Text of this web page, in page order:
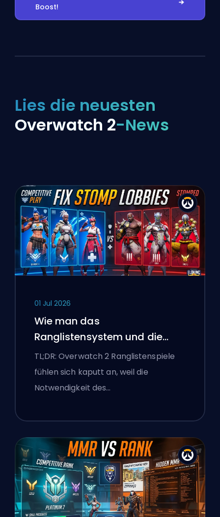
Boost!
Lies die neuesten
Overwatch 2-News
01 Jul 2026
Wie man das
Ranglistensystem und die
überlegenen Lobbys von
Overwatch 2 repariert
TL;DR: Overwatch 2 Ranglistenspiele
fühlen sich kaputt an, weil die
Notwendigkeit des…